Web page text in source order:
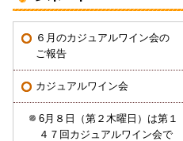
６月のカジュアルワイン会の
ご報告
カジュアルワイン会
6月８日（第２木曜日）は第１
４７回カジュアルワイン会で